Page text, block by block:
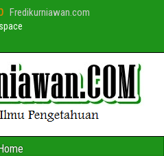
Fredikurniawan.com